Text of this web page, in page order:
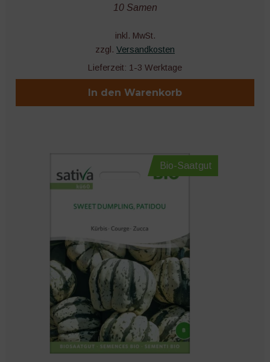
10 Samen
inkl. MwSt.
zzgl. Versandkosten
Lieferzeit: 1-3 Werktage
In den Warenkorb
Bio-Saatgut